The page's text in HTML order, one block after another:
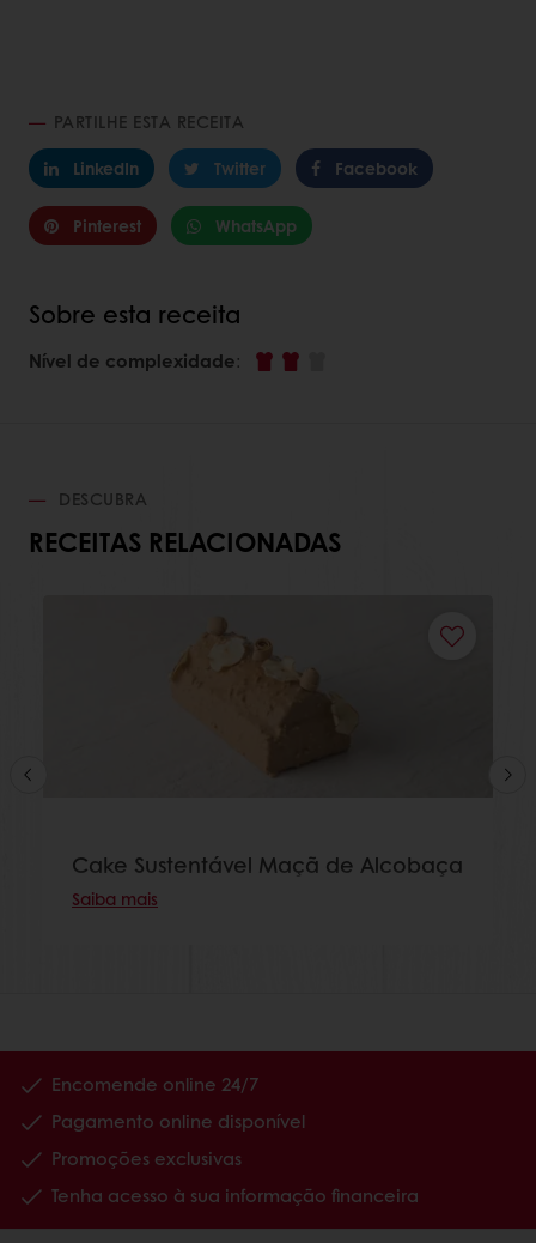
PARTILHE ESTA RECEITA
LinkedIn
Twitter Facebook
Pinterest WhatsApp
Sobre esta receita
Nível de complexidade:
DESCUBRA
RECEITAS RELACIONADAS
Cake Sustentável Maçã de Alcobaça
Saiba mais
Encomende online 24/7
Pagamento online disponível
Promoções exclusivas
Tenha acesso à sua informação financeira